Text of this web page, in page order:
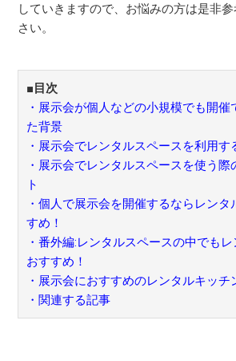
していきますので、お悩みの方は是非
さい。
■目次
・展示会が個人などの小規模でも開催
た背景
・展示会でレンタルスペースを利用す
・展示会でレンタルスペースを使う際
ト
・個人で展示会を開催するならレンタ
すめ！
・番外編:レンタルスペースの中でも
おすすめ！
・展示会におすすめのレンタルキッチ
・関連する記事